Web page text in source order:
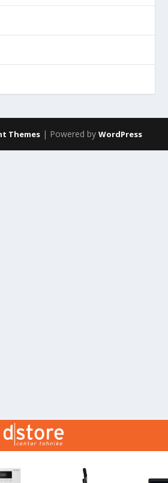
Themes | Powered by WordPress